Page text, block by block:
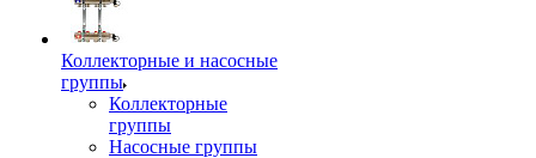
Коллекторные и насосные
группы
Коллекторные
группы
Насосные группы